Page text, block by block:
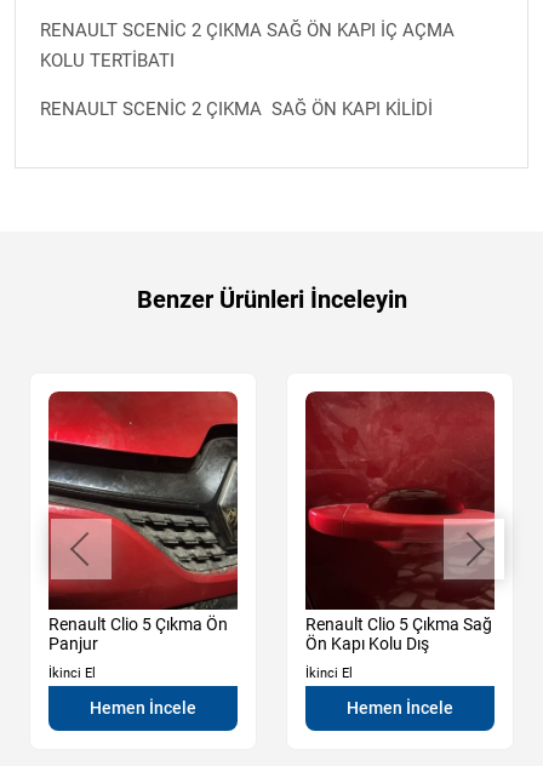
RENAULT SCENİC 2 ÇIKMA SAĞ ÖN KAPI İÇ AÇMA
KOLU TERTİBATI
RENAULT SCENİC 2 ÇIKMA SAĞ ÖN KAPI KİLİDİ
Benzer Ürünleri İnceleyin
Renault Clio 5 Çıkma Ön
Panjur
İkinci El
Hemen İncele
Renault Clio 5 Çıkma Sağ
Ön Kapı Kolu Dış
İkinci El
Hemen İncele